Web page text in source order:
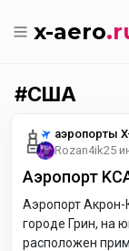
x-aero
США
аэропорты
Rozan4ik25
Аэропорт
Аэропорт Акрон-
городе Грин, на
расположен